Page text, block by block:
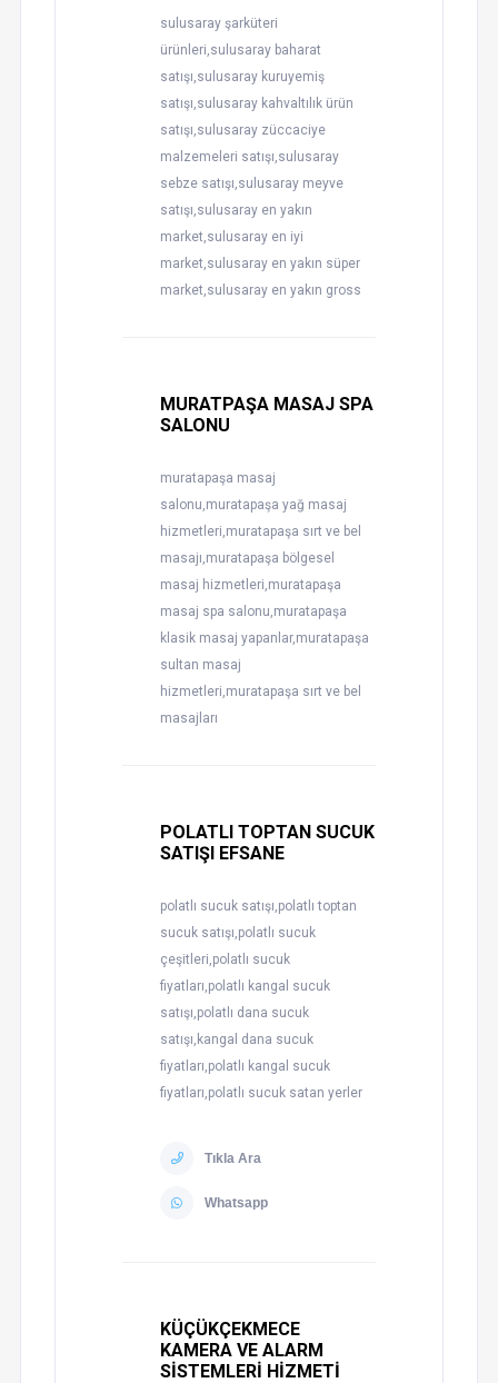
sulusaray şarküteri
ürünleri,sulusaray baharat
satışı,sulusaray kuruyemiş
satışı,sulusaray kahvaltılık ürün
satışı,sulusaray züccaciye
malzemeleri satışı,sulusaray
sebze satışı,sulusaray meyve
satışı,sulusaray en yakın
market,sulusaray en iyi
market,sulusaray en yakın süper
market,sulusaray en yakın gross
MURATPAŞA MASAJ SPA
SALONU
muratapaşa masaj
salonu,muratapaşa yağ masaj
hizmetleri,muratapaşa sırt ve bel
masajı,muratapaşa bölgesel
masaj hizmetleri,muratapaşa
masaj spa salonu,muratapaşa
klasik masaj yapanlar,muratapaşa
sultan masaj
hizmetleri,muratapaşa sırt ve bel
masajları
POLATLI TOPTAN SUCUK
SATIŞI EFSANE
polatlı sucuk satışı,polatlı toptan
sucuk satışı,polatlı sucuk
çeşitleri,polatlı sucuk
fiyatları,polatlı kangal sucuk
satışı,polatlı dana sucuk
satışı,kangal dana sucuk
fiyatları,polatlı kangal sucuk
fiyatları,polatlı sucuk satan yerler
Tıkla Ara
Whatsapp
KÜÇÜKÇEKMECE
KAMERA VE ALARM
SİSTEMLERİ HİZMETİ